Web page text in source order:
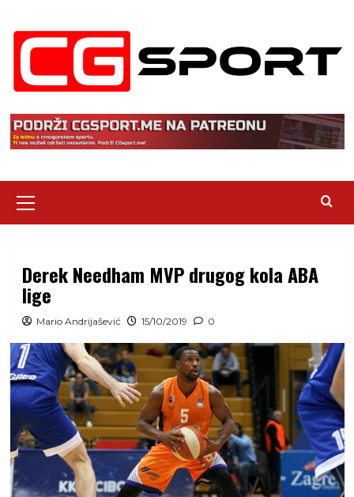
content
Menu
Derek Needham MVP drugog kola ABA
lige
Mario Andrijašević 15/10/2019 0